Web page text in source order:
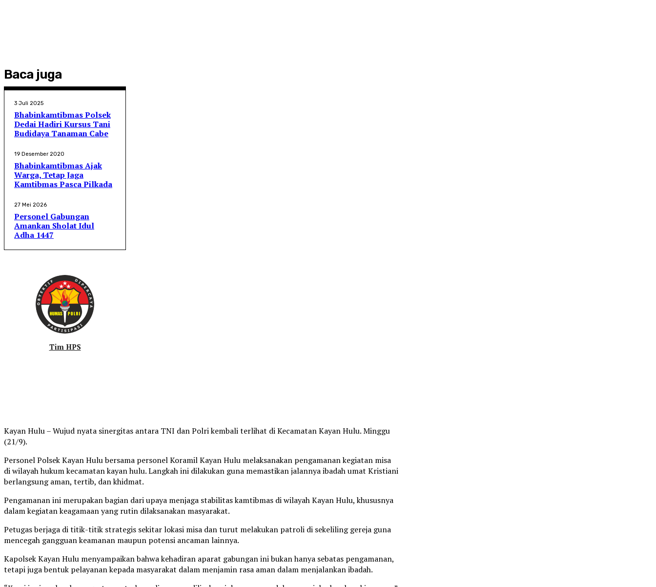
Baca juga
3 Juli 2025
Bhabinkamtibmas Polsek
Dedai Hadiri Kursus Tani
Budidaya Tanaman Cabe
19 Desember 2020
Bhabinkamtibmas Ajak
Warga, Tetap Jaga
Kamtibmas Pasca Pilkada
27 Mei 2026
Personel Gabungan
Amankan Sholat Idul
Adha 1447
Tim HPS
Kayan Hulu – Wujud nyata sinergitas antara TNI dan Polri kembali terlihat di Kecamatan Kayan Hulu. Minggu
(21/9).
Personel Polsek Kayan Hulu bersama personel Koramil Kayan Hulu melaksanakan pengamanan kegiatan misa
di wilayah hukum kecamatan kayan hulu. Langkah ini dilakukan guna memastikan jalannya ibadah umat Kristiani
berlangsung aman, tertib, dan khidmat.
Pengamanan ini merupakan bagian dari upaya menjaga stabilitas kamtibmas di wilayah Kayan Hulu, khususnya
dalam kegiatan keagamaan yang rutin dilaksanakan masyarakat.
Petugas berjaga di titik-titik strategis sekitar lokasi misa dan turut melakukan patroli di sekeliling gereja guna
mencegah gangguan keamanan maupun potensi ancaman lainnya.
Kapolsek Kayan Hulu menyampaikan bahwa kehadiran aparat gabungan ini bukan hanya sebatas pengamanan,
tetapi juga bentuk pelayanan kepada masyarakat dalam menjamin rasa aman dalam menjalankan ibadah.